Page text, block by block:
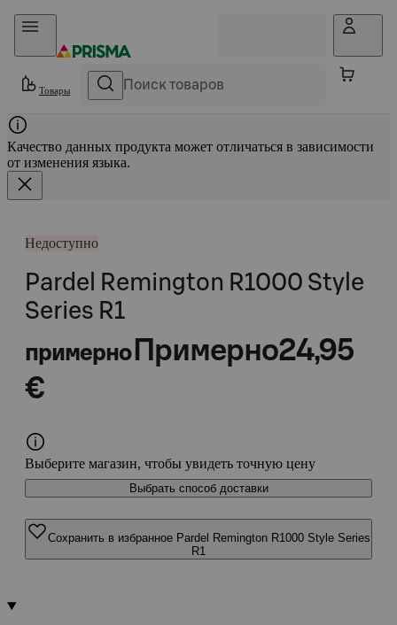
Прыгать в контент
Товары
Качество данных продукта может отличаться в зависимости
от изменения языка.
Недоступно
Pardel Remington R1000 Style
Series R1
примерно Примерно24,95
€
Выберите магазин, чтобы увидеть точную цену
Выбрать способ доставки
Сохранить в избранное Pardel Remington R1000 Style Series
R1